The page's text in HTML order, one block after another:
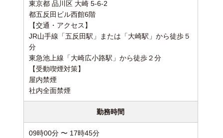
東京都 品川区 大崎 5-6-2
都五反田ビル西館6階
【交通・アクセス】
JR山手線「五反田駅」または「大崎駅」から徒歩５
分
東急池上線「大崎広小路駅」から徒歩２分
【受動喫煙対策】
屋内禁煙
社内全面禁煙
勤務時間
09時00分 〜 17時45分